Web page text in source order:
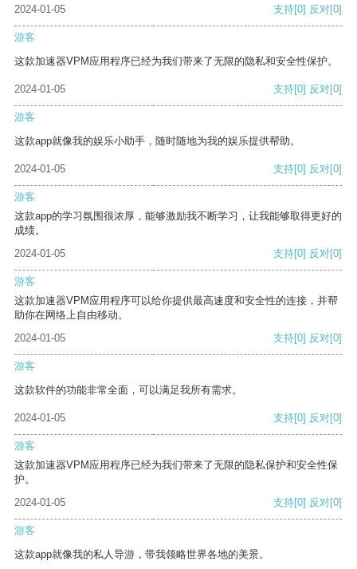
2024-01-05
支持[0] 反对[0]
游客
这款加速器VPM应用程序已经为我们带来了无限的隐私和安全性保护。
2024-01-05 支持[0] 反对[0]
游客
这款app就像我的娱乐小助手，随时随地为我的娱乐提供帮助。
2024-01-05 支持[0] 反对[0]
游客
这款app的学习氛围很浓厚，能够激励我不断学习，让我能够取得更好的
成绩。
2024-01-05
支持[0] 反对[0]
游客
这款加速器VPM应用程序可以给你提供最高速度和安全性的连接，并帮
助你在网络上自由移动。
2024-01-05
支持[0] 反对[0]
游客
这款软件的功能非常全面，可以满足我所有需求。
2024-01-05 支持[0] 反对[0]
游客
这款加速器VPM应用程序已经为我们带来了无限的隐私保护和安全性保
护。
2024-01-05
支持[0] 反对[0]
游客
这款app就像我的私人导游，带我领略世界各地的美景。